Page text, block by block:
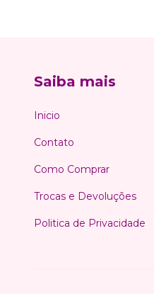
Saiba mais
Inicio
Contato
Como Comprar
Trocas e Devoluções
Politica de Privacidade